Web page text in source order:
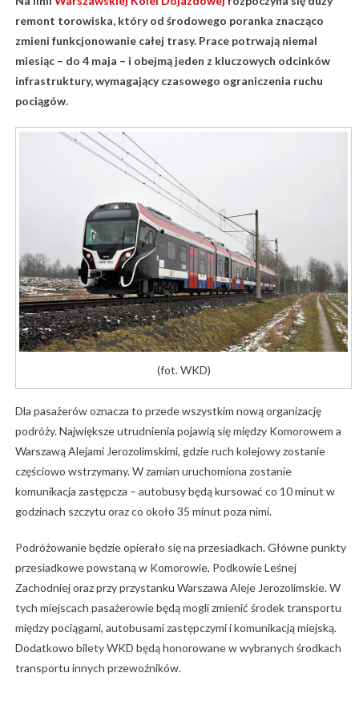
remont torowiska, który od środowego poranka znacząco
zmieni funkcjonowanie całej trasy. Prace potrwają niemal
miesiąc – do 4 maja – i obejmą jeden z kluczowych odcinków
infrastruktury, wymagający czasowego ograniczenia ruchu
pociągów.
(fot. WKD)
Dla pasażerów oznacza to przede wszystkim nową organizację
podróży. Największe utrudnienia pojawią się między Komorowem a
Warszawą Alejami Jerozolimskimi, gdzie ruch kolejowy zostanie
częściowo wstrzymany. W zamian uruchomiona zostanie
komunikacja zastępcza – autobusy będą kursować co 10 minut w
godzinach szczytu oraz co około 35 minut poza nimi.
Podróżowanie będzie opierało się na przesiadkach. Główne punkty
przesiadkowe powstaną w Komorowie, Podkowie Leśnej
Zachodniej oraz przy przystanku Warszawa Aleje Jerozolimskie. W
tych miejscach pasażerowie będą mogli zmienić środek transportu
między pociągami, autobusami zastępczymi i komunikacją miejską.
Dodatkowo bilety WKD będą honorowane w wybranych środkach
transportu innych przewoźników.